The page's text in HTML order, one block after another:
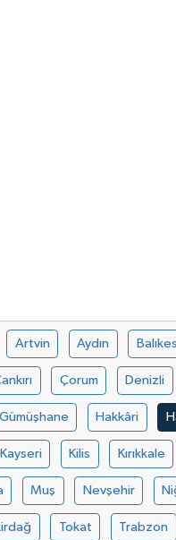
Artvin Aydın
Çorum Denizli
Gümüşhane Hakkâri
Kayseri Kilis Kırıkkale
Muş Nevşehir
Tokat Trabzon